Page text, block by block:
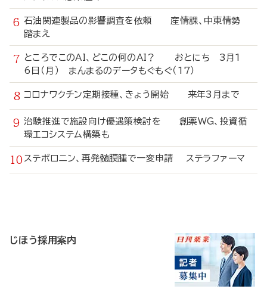
石油関連製品の影響調査を依頼 産情課、中東情勢
踏まえ
ところでこのAI、どこの何のAI？ おとにち 3月1
6日（月） まんまるのデータもぐもぐ（17）
コロナワクチン定期接種、きょう開始 来年3月まで
治験推進で施設向け優遇策検討を 創薬WG、投資循
環エコシステム構築も
ステボロニン、再発髄膜腫で一変申請 ステラファーマ
じほう採用案内